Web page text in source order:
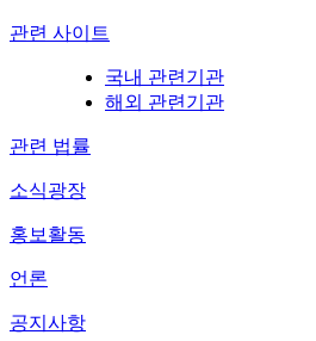
관련 사이트
국내 관련기관
해외 관련기관
관련 법률
소식광장
홍보활동
언론
공지사항